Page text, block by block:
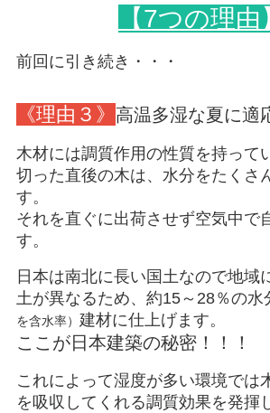
【7つの理由
前回に引き続き・・・
《理由３》 高温多湿な夏に適
木材には調質作用の性質を持って
切った直後の木は、水分をたくさ
す。
それを直ぐに出荷させず空気中で
す。
日本は南北に長い国土なので地域
土が異なるため、約15～28％の水
を含水率） 建材に仕上げます。
ここが日本建築の秘密！！！
これによって湿度が多い環境では
を吸収してくれる調質効果を発揮